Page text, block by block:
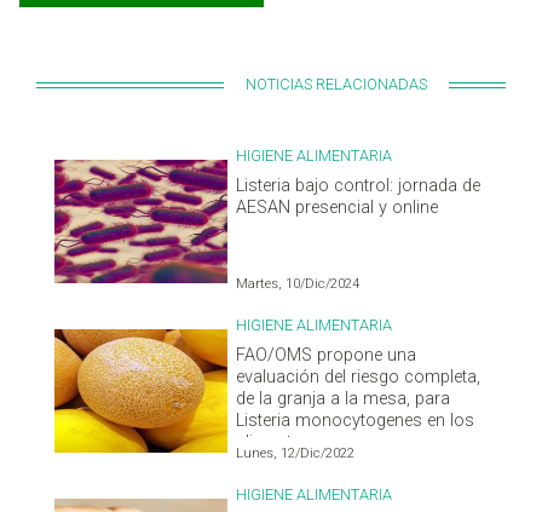
NOTICIAS RELACIONADAS
HIGIENE ALIMENTARIA
Listeria bajo control: jornada de
AESAN presencial y online
Martes, 10/Dic/2024
HIGIENE ALIMENTARIA
FAO/OMS propone una
evaluación del riesgo completa,
de la granja a la mesa, para
Listeria monocytogenes en los
alimentos
Lunes, 12/Dic/2022
HIGIENE ALIMENTARIA